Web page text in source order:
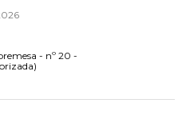
- nº 20 -